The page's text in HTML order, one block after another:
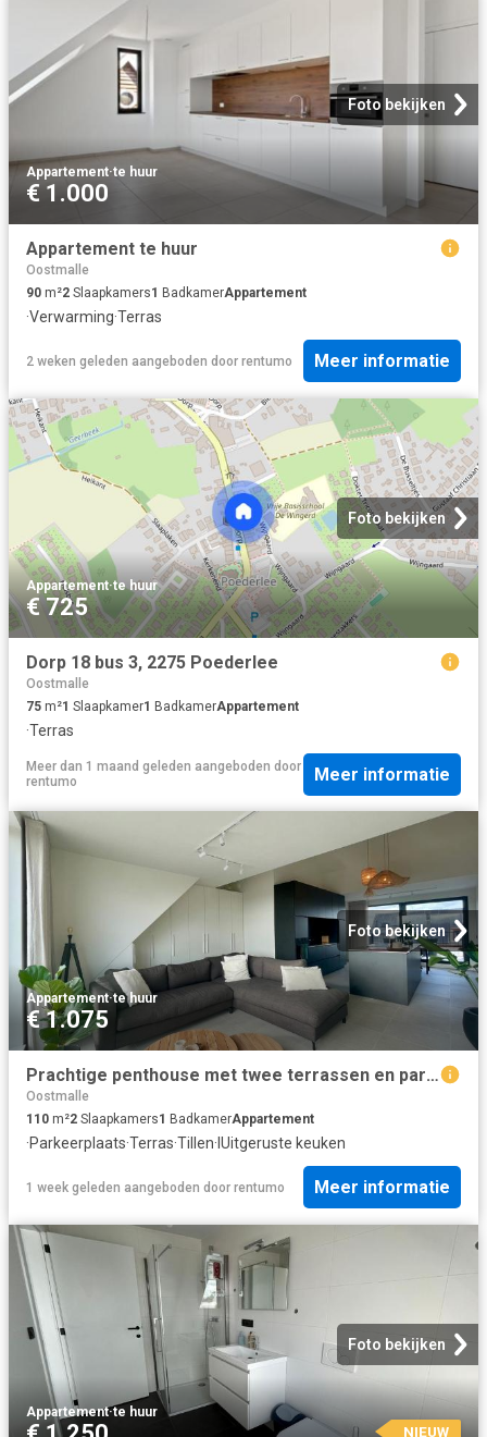
Foto bekijken
Appartement·te huur
€ 1.000
Appartement te huur
Oostmalle
90 m²2 Slaapkamers1 BadkamerAppartement
·Verwarming·Terras
2 weken geleden aangeboden door rentumo Meer informatie
Foto bekijken
Appartement·te huur
€ 725
Dorp 18 bus 3, 2275 Poederlee
Oostmalle
75 m²1 Slaapkamer1 BadkamerAppartement
·Terras
Meer dan 1 maand geleden aangeboden door
rentumo
Meer informatie
Foto bekijken
Appartement·te huur
€ 1.075
Prachtige penthouse met twee terrassen en parking
Oostmalle
110 m²2 Slaapkamers1 BadkamerAppartement
·Parkeerplaats·Terras·Tillen· IUitgeruste keuken
1 week geleden aangeboden door rentumo Meer informatie
Foto bekijken
Appartement·te huur
NIEUW